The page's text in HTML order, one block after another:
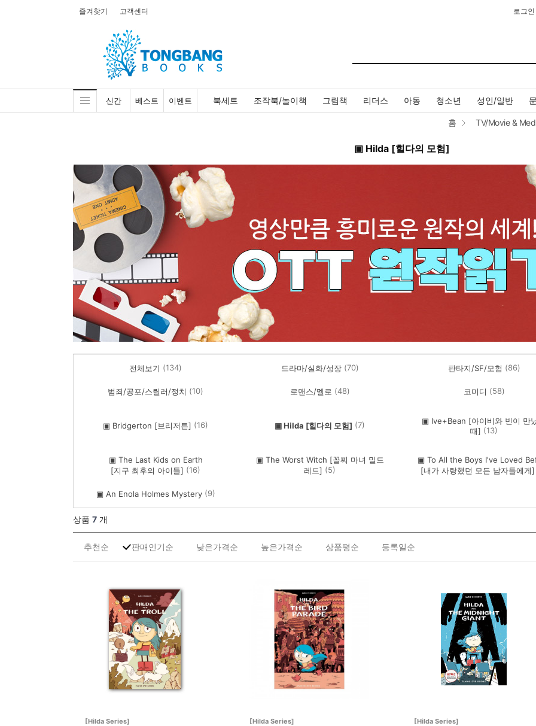
즐겨찾기 고객센터 로그인
신간 베스트 이벤트 북세트 조작북/놀이책 그림책 리더스 아동 청소년 성인/일반
홈 TV/Movie &
▣ Hilda [힐다의 모험]
전체보기 (134) 드라마/실화/성장 (70) 판타지/SF/모험 (86)
범죄/공포/스릴러/정치 (10) 로맨스/멜로 (48) 코미디 (58)
▣ Bridgerton [브리저튼] (16) ▣ Hilda [힐다의 모험] (7)
▣ Ive+Bean [아이비와 빈이 만
때] (13)
▣ The Last Kids on Earth
[지구 최후의 아이들] (16)
▣ The Worst Witch [꼴찌 마녀 밀드
레드] (5)
▣ To All the Boys I've Loved
[내가 사랑했던 모든 남자들에게]
▣ An Enola Holmes Mystery (9)
상품 7 개
추천순 판매인기순 낮은가격순 높은가격순 상품평순 등록일순
[Hilda Series] [Hilda Series] [Hilda Series]